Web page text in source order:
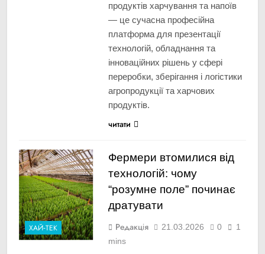
продуктів харчування та напоїв
— це сучасна професійна
платформа для презентації
технологій, обладнання та
інноваційних рішень у сфері
переробки, зберігання і логістики
агропродукції та харчових
продуктів.
читати
ХАЙ-ТЕК
Фермери втомилися від
технологій: чому
“розумне поле” починає
дратувати
Редакція 21.03.2026 0
1
mins